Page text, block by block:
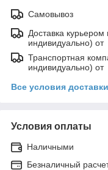
Самовывоз
Доставка курьером
индивидуально) от
Транспортная
индивидуально) от
Все условия доставки
Условия оплаты
Наличными
Безналичный